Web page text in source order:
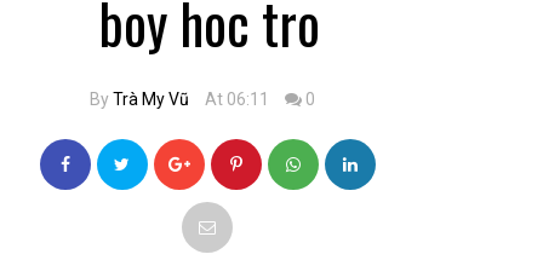
boy hoc tro
ByTrà My Vũ At 06:11 0